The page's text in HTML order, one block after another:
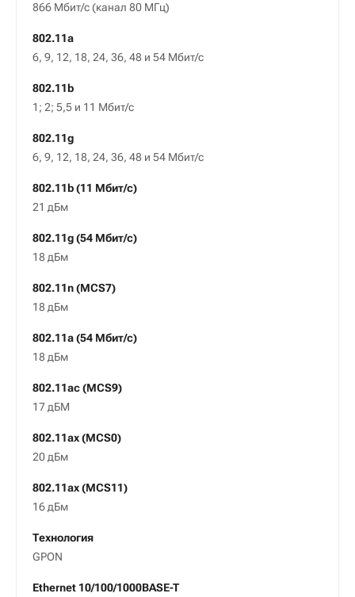
866 Мбит/с (канал 80 МГц)
802.11a
6, 9, 12, 18, 24, 36, 48 и 54 Мбит/с
802.11b
1; 2; 5,5 и 11 Мбит/с
802.11g
6, 9, 12, 18, 24, 36, 48 и 54 Мбит/с
802.11b (11 Мбит/с)
21 дБм
802.11g (54 Мбит/с)
18 дБм
802.11n (MCS7)
18 дБм
802.11a (54 Мбит/с)
18 дБм
802.11ac (MCS9)
17 дБМ
802.11ax (MCS0)
20 дБм
802.11ax (MCS11)
16 дБм
Технология
GPON
Ethernet 10/100/1000BASE-T